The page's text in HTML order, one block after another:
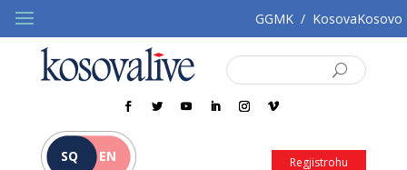
GGMK / KosovaKosovo
SQ EN Regjistrohu